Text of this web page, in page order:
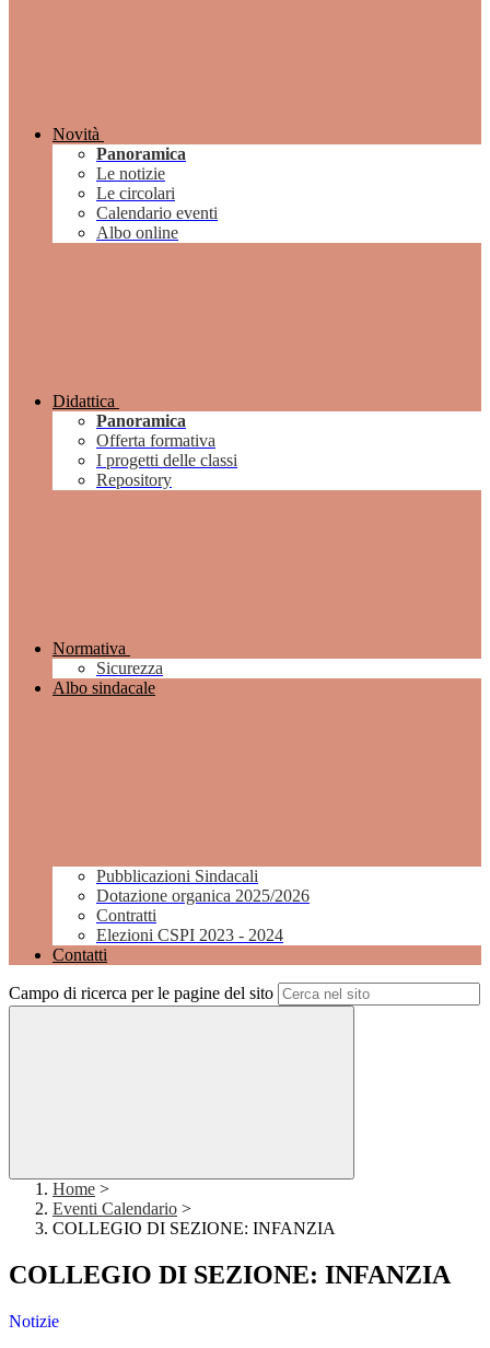
Novità
Panoramica
Le notizie
Le circolari
Calendario eventi
Albo online
Didattica
Panoramica
Offerta formativa
I progetti delle classi
Repository
Normativa
Sicurezza
Albo sindacale
Pubblicazioni Sindacali
Dotazione organica 2025/2026
Contratti
Elezioni CSPI 2023 - 2024
Contatti
Campo di ricerca per le pagine del sito
Home >
Eventi Calendario >
COLLEGIO DI SEZIONE: INFANZIA
COLLEGIO DI SEZIONE: INFANZIA
Notizie